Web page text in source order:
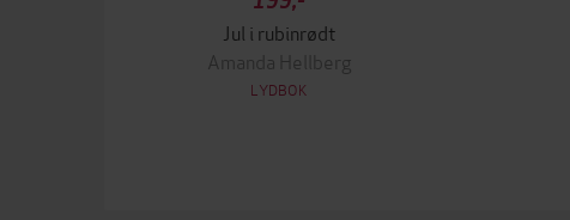
Jul i rubinrødt
Amanda Hellberg
LYDBOK